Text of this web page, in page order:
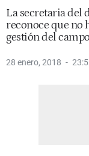
La secretaria del
reconoce que no
gestión del
28 enero, 2018